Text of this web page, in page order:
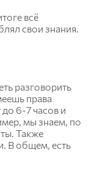
всё
свои знания.
разговорить
права
6-7 часов и
мы знаем, по
Также
В общем, есть